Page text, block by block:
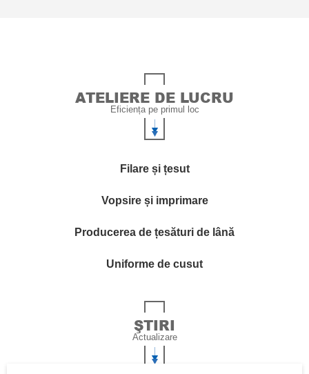
ATELIERE DE LUCRU
Eficiența pe primul loc
Filare și țesut
Vopsire și imprimare
Producerea de țesături de lână
Uniforme de cusut
ŞTIRI
Actualizare